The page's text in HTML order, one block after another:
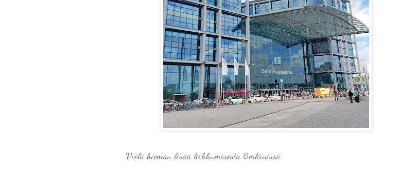
Vielä hieman lisää liikkumisesta Berliinissä